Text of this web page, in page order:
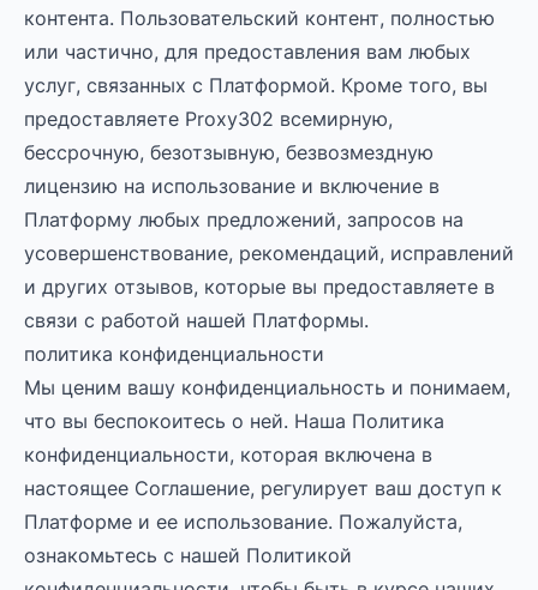
контента. Пользовательский контент, полностью
или частично, для предоставления вам любых
услуг, связанных с Платформой. Кроме того, вы
предоставляете Proxy302 всемирную,
бессрочную, безотзывную, безвозмездную
лицензию на использование и включение в
Платформу любых предложений, запросов на
усовершенствование, рекомендаций, исправлений
и других отзывов, которые вы предоставляете в
связи с работой нашей Платформы.
политика конфиденциальности
Мы ценим вашу конфиденциальность и понимаем,
что вы беспокоитесь о ней. Наша Политика
конфиденциальности, которая включена в
настоящее Соглашение, регулирует ваш доступ к
Платформе и ее использование. Пожалуйста,
ознакомьтесь с нашей Политикой